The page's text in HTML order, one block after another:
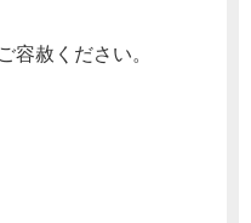
容赦ください。